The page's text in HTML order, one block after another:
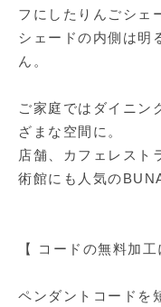
フにしたりんごシェ
シェードの内側は明
ん。
ご家庭ではダイニン
ざまな空間に。
店舗、カフェレスト
術館にも人気の
【 コードの無料加工
ペンダントコードを